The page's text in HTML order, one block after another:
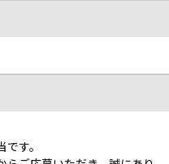
す。